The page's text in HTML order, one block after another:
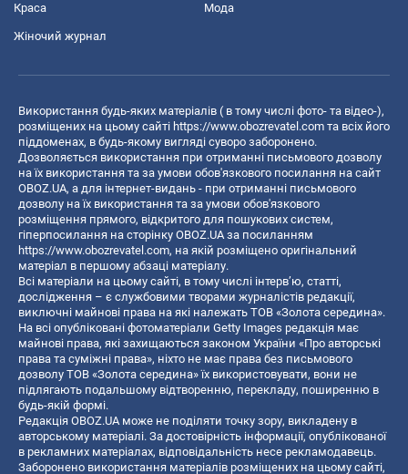
Краса Мода
Жіночий журнал
Використання будь-яких матеріалів ( в тому числі фото- та відео-),
розміщених на цьому сайті https://www.obozrevatel.com та всіх його
піддоменах, в будь-якому вигляді суворо заборонено.
Дозволяється використання при отриманні письмового дозволу
на їх використання та за умови обов'язкового посилання на сайт
OBOZ.UA, а для інтернет-видань - при отриманні письмового
дозволу на їх використання та за умови обов'язкового
розміщення прямого, відкритого для пошукових систем,
гіперпосилання на сторінку OBOZ.UA за посиланням
https://www.obozrevatel.com, на якій розміщено оригінальний
матеріал в першому абзаці матеріалу.
Всі матеріали на цьому сайті, в тому числі інтерв’ю, статті,
дослідження – є службовими творами журналістів редакції,
виключні майнові права на які належать ТОВ «Золота середина».
На всі опубліковані фотоматеріали Getty Images редакція має
майнові права, які захищаються законом України «Про авторські
права та суміжні права», ніхто не має права без письмового
дозволу ТОВ «Золота середина» їх використовувати, вони не
підлягають подальшому відтворенню, перекладу, поширенню в
будь-якій формі.
Редакція OBOZ.UA може не поділяти точку зору, викладену в
авторському матеріалі. За достовірність інформації, опублікованої
в рекламних матеріалах, відповідальність несе рекламодавець.
Заборонено використання матеріалів розміщених на цьому сайті,